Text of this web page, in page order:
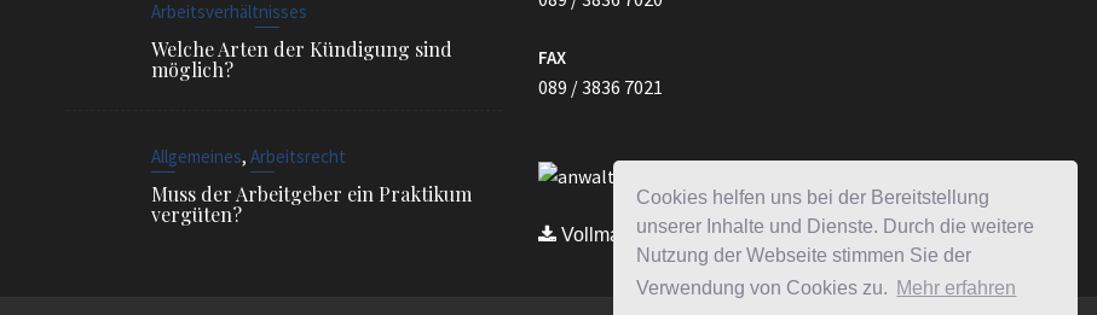
Cookies helfen uns bei der Bereitstellung
unserer Inhalte und Dienste. Durch die weitere
Nutzung der Webseite stimmen Sie der
Verwendung von Cookies zu. Mehr erfahren
Arbeitsverhältnisses
Welche Arten der Kündigung sind
möglich?
Allgemeines, Arbeitsrecht
Muss der Arbeitgeber ein Praktikum
vergüten?
FAX
089 / 3836 7021
Vollmacht HIER herunterladen